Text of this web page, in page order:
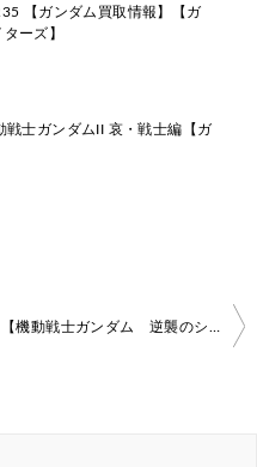
【ガンダム買取情報】【ガ
ーズ】
戦士ガンダムII 哀・戦士編【ガ
【機動戦士ガンダム 逆襲のシャア】RE/100 機動戦士ガンダム 逆襲のシャア ヤクト・ドーガ(ギュネイ・ガス機)